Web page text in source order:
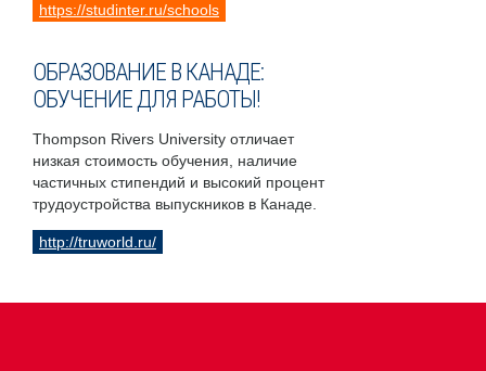
https://studinter.ru/schools
ОБРАЗОВАНИЕ В КАНАДЕ:
ОБУЧЕНИЕ ДЛЯ РАБОТЫ!
Thompson Rivers University отличает
низкая стоимость обучения, наличие
частичных стипендий и высокий процент
трудоустройства выпускников в Канаде.
http://truworld.ru/